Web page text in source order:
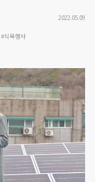
2022.05.09
#식목행사